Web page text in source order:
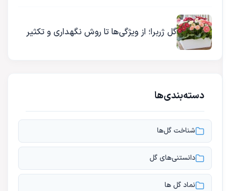
گل ژربرا؛ از ویژگی‌ها تا روش نگهداری و تکثیر
دسته‌بندی‌ها
شناخت گل‌ها
دانستنی‌های گل
نماد گل ها